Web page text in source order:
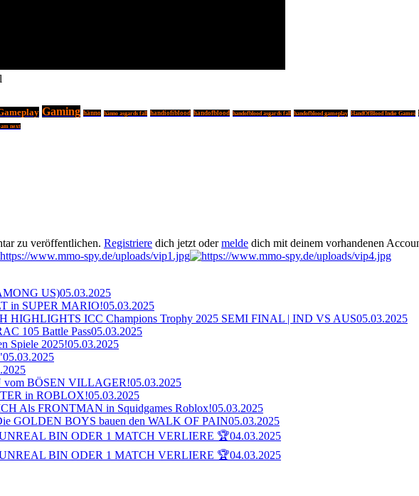
Gaming hänno hänno asgards fall handiofiblood handofblood handofblood asgards fall handofblood gameplay HandOfBlood Indie Games
next
zu veröffentlichen. Registriere dich jetzt odermelde dich mit deinem vorhandenen
US)05.03.2025
in SUPER MARIO!05.03.2025
ICC Champions Trophy 2025 SEMI FINAL | IND VS AUS05.03.2025
105 Battle Pass05.03.2025
Spiele 2025!05.03.2025
05.03.2025
BÖSEN VILLAGER!05.03.2025
in ROBLOX!05.03.2025
Als FRONTMAN in Squidgames Roblox!05.03.2025
GOLDEN BOYS bauen den WALK OF PAIN05.03.2025
BIN ODER 1 MATCH VERLIERE 🏆04.03.2025
BIN ODER 1 MATCH VERLIERE 🏆04.03.2025